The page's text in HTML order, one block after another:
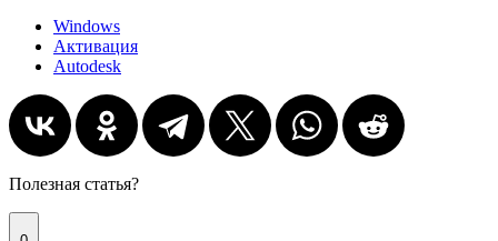
Windows
Активация
Autodesk
Полезная статья?